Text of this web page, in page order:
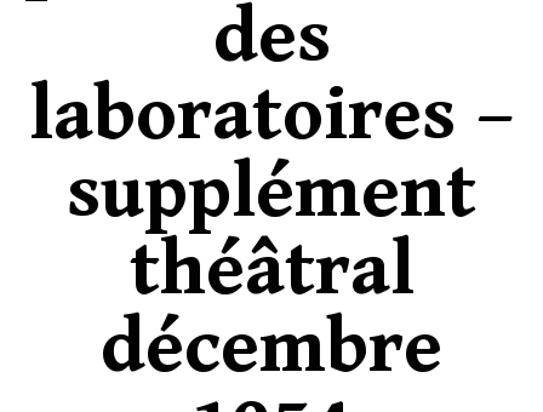
des
laboratoires –
supplément
théâtral
décembre